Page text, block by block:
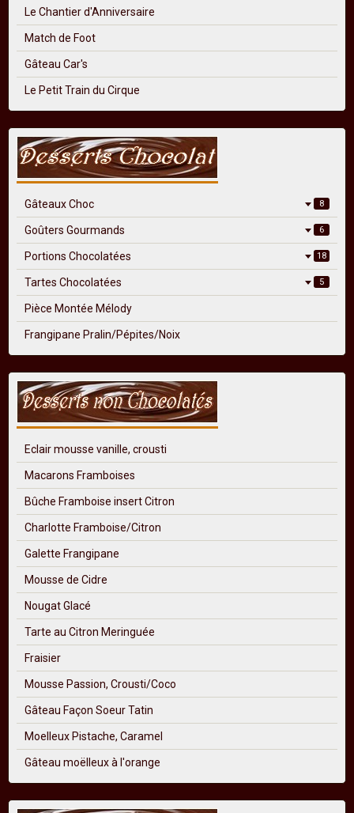
Le Chantier d'Anniversaire
Match de Foot
Gâteau Car's
Le Petit Train du Cirque
Gâteaux Choc 8
Goûters Gourmands 6
Portions Chocolatées 18
Tartes Chocolatées 5
Pièce Montée Mélody
Frangipane Pralin/Pépites/Noix
Eclair mousse vanille, crousti
Macarons Framboises
Bûche Framboise insert Citron
Charlotte Framboise/Citron
Galette Frangipane
Mousse de Cidre
Nougat Glacé
Tarte au Citron Meringuée
Fraisier
Mousse Passion, Crousti/Coco
Gâteau Façon Soeur Tatin
Moelleux Pistache, Caramel
Gâteau moëlleux à l'orange